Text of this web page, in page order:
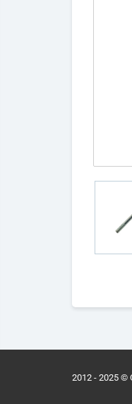
2012 - 2025 ©